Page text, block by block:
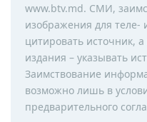
www.btv.md. СМИ,
изображения для теле-
цитировать источник,
издания – указывать
Заимствование
возможно лишь в
предварительного